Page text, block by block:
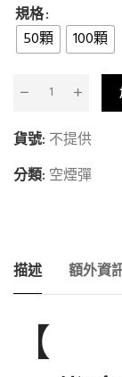
規格
50顆
100顆
貨號: 不提供
分類: 空煙彈
描述 額外資
【